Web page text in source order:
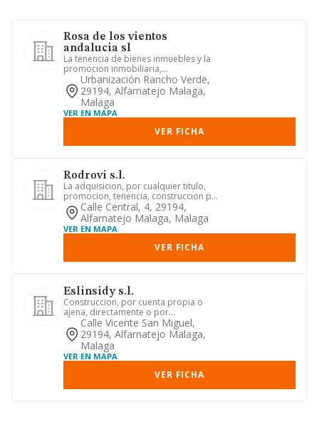
Rosa de los vientos
andalucia sl
La tenencia de bienes inmuebles y la
promocion inmobiliaria,
comprendiendo la adquisicion de
terren...
Urbanización Rancho Verde,
29194, Alfarnatejo Malaga,
Malaga
VER EN MAPA
VER FICHA
Rodrovi s.l.
La adquisicion, por cualquier titulo,
promocion, tenencia, construccion por
cuenta propia o ajena, ...
Calle Central, 4, 29194,
Alfarnatejo Malaga, Malaga
VER EN MAPA
VER FICHA
Eslinsidy s.l.
Construccion, por cuenta propia o
ajena, directamente o por
subcontratacion, de toda clase obras,
i...
Calle Vicente San Miguel,
29194, Alfarnatejo Malaga,
Malaga
VER EN MAPA
VER FICHA